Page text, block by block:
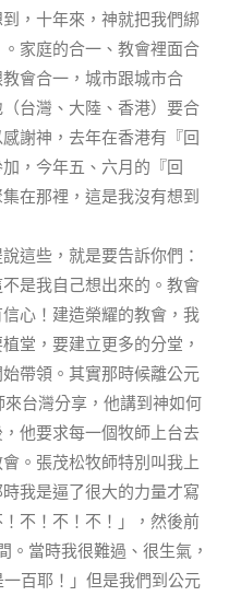
，十年來，神就把我們綁
家庭的合一、教會裡面合
會合一，城市跟城市合
台灣、大陸、香港）要合
謝神，去年在香港有『回
，今年五、六月的『回
在那裡，這是我沒有想到
些，就是要告訴你們：
是我自己想出來的。教會
心！建造榮耀的教會，我
堂，要建立更多的分堂，
帶領。其實那時候離公元
台灣分享，他講到神如何
他要求每一個牧師上台去
。張茂松牧師特別叫我上
我是逼了很大的力量才寫
不！不！不！」，然後前
。當時我很難過、很生氣，
一百耶！」但是我們到公元